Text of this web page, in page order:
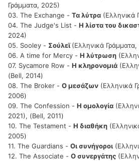
Γράμματα, 2025)
03. The Exchange - Τα λύτρα (Ελληνικά
04. The Judge's List - Η λίστα του
2024)
05. Sooley - Σούλεϊ (Ελληνικά
06. A time for Mercy - Η λύτρωση
07. Sycamore Row - Η κληρονομιά
(Bell, 2014)
08. The Broker - Ο μεσάζων (Ελληνικά
2006)
09. The Confession - Η ομολογία
2021), (Bell, 2011)
10. The Testament - Η διαθήκη
2005)
11. The Guardians - Οι συνήγοροι
12. The Associate - Ο συνεργάτης